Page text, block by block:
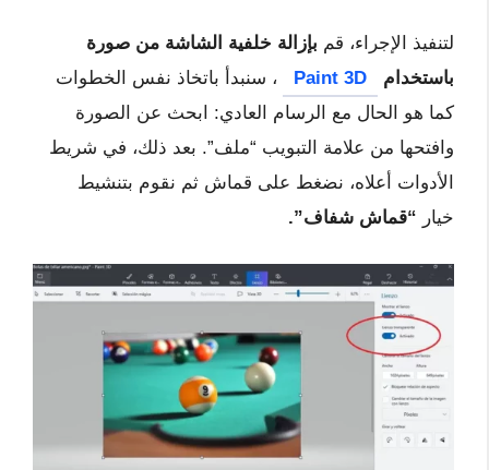
لتنفيذ الإجراء، قم بإزالة خلفية الشاشة من صورة
باستخدام
Paint 3D
، سنبدأ باتخاذ نفس الخطوات
كما هو الحال مع الرسام العادي: ابحث عن الصورة
وافتحها من علامة التبويب “ملف”. بعد ذلك، في شريط
الأدوات أعلاه، نضغط على قماش ثم نقوم بتنشيط
خيار “قماش شفاف”.